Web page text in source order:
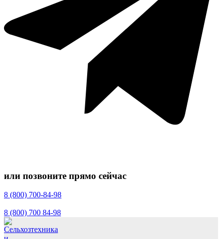
или позвоните прямо сейчас
8 (800) 700-84-98
8 (800) 700 84-98